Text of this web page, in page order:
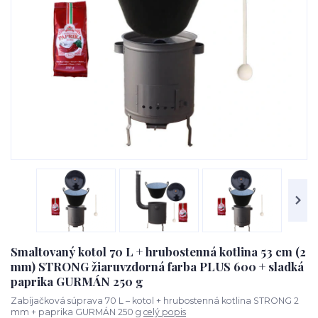
Smaltovaný kotol 70 L + hrubostenná kotlina 53 cm (2
mm) STRONG žiaruvzdorná farba PLUS 600 + sladká
paprika GURMÁN 250 g
Zabíjačková súprava 70 L – kotol + hrubostenná kotlina STRONG 2
mm + paprika GURMÁN 250 g celý popis